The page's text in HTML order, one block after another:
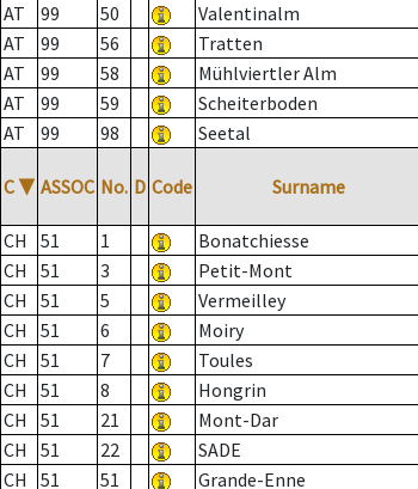
AT
99 50 Valentinalm
AT
99 56 Tratten
AT
99 58 Mühlviertler Alm
AT
99 59 Scheiterboden
AT
99 98 Seetal
C ▼ ASSOC No. D Code Surname
CH
51 1 Bonatchiesse
CH
51 3 Petit-Mont
CH
51 5 Vermeilley
CH
51 6 Moiry
CH
51 7 Toules
CH
51 8 Hongrin
CH
51 21 Mont-Dar
CH
51 22 SADE
CH
51 51 Grande-Enne